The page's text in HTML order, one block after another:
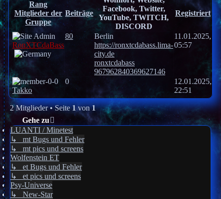
Rang
Mitglieder der
Gruppe
Beiträge
Facebook, Twitter,
YouTube, TWITCH,
DISCORD
Registriert
RonXTCdaBass
80
Berlin
https://ronxtcdabass.lima-
city.de
ronxtcdabass
967962840369627146
11.01.2025,
05:57
Takko
0
12.01.2025,
22:51
2 Mitglieder • Seite1von1
Gehe zu
LUANTI / Minetest
↳ mt Bugs und Fehler
↳ mt pics und screens
Wolfenstein ET
↳ et Bugs und Fehler
↳ et pics und screens
Psy-Universe
↳ New-Star